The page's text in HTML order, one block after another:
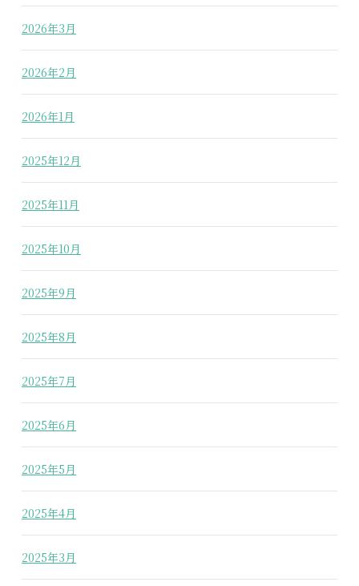
2026年3月
2026年2月
2026年1月
2025年12月
2025年11月
2025年10月
2025年9月
2025年8月
2025年7月
2025年6月
2025年5月
2025年4月
2025年3月